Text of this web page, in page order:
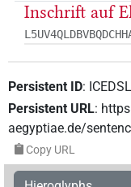
Inschrift auf
Persistent ID:
Persistent URL:
aegyptiae.de/
Copy URL